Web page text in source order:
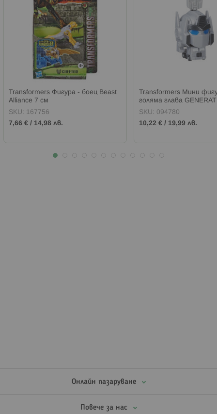
Transformers Фигура - боец Beast
Alliance 7 см
SKU: 167756
7,66 € / 14,98 лв.
Transformers Мини
голяма глава
SKU: 094780
10,22 € / 19,99 лв.
Онлайн пазаруване
Повече за нас